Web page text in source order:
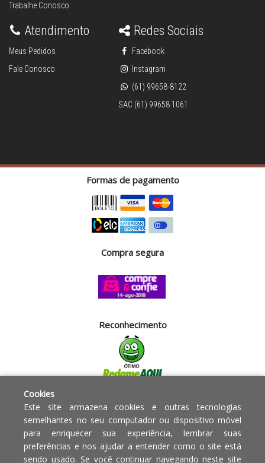
Trabalhe Conosco
Atendimento
Meus Pedidos
Fale Conosco
Redes Sociais
Facebook
Instagram
(61) 99658-8122
SAC (61) 99658 1061
Formas de pagamento
Compra segura
Reconhecimento
Powered by:
Cookies
Este site armazena cookies e outras tecnologias
semelhantes no seu computador ou dispositivo móvel
para enriquecer sua experiência, lembrar suas
preferências e nos ajudar a entender como o site está
sendo usado. Se você continuar navegando neste site